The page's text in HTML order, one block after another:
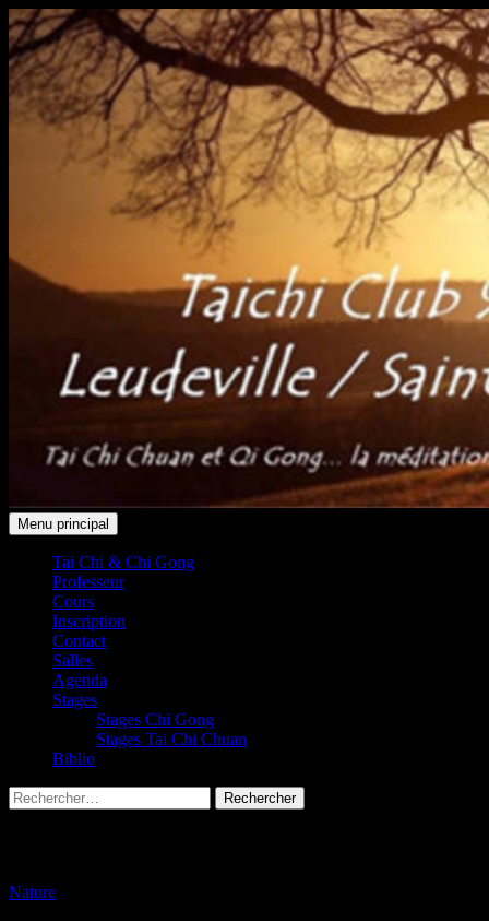
Taichi Club 91 Leudeville /
Saint-Vrain
Recherche
Menu principal Aller
au
contenu
Tai Chi & Chi Gong
Professeur
Cours
Inscription
Contact
Salles
Agenda
Stages
Stages Chi Gong
Stages Tai Chi Chuan
Biblio
Rechercher :
Nature